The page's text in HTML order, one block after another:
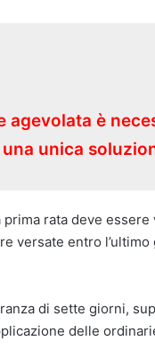
agevolata è
unica
prima rata deve
versate entro
di sette giorni,
delle